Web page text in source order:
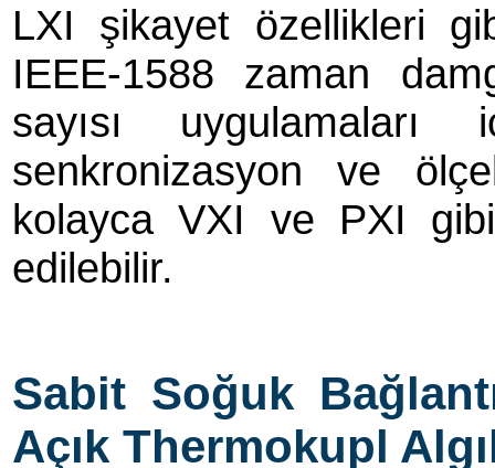
LXI şikayet özellikleri
IEEE-1588 zaman
sayısı uygulamaları
senkronizasyon ve
kolayca VXI ve PXI
edilebilir.
Sabit Soğuk
Açık Thermokupl